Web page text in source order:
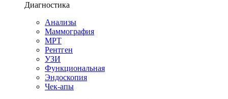
Диагностика
Анализы
Маммография
МРТ
Рентген
УЗИ
Функциональная
Эндоскопия
Чек-апы